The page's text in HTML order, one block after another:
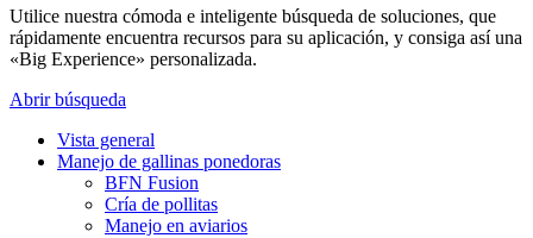
Utilice nuestra cómoda e inteligente búsqueda de soluciones, que
rápidamente encuentra recursos para su aplicación, y consiga así una
«Big Experience» personalizada.
Abrir búsqueda
Vista general
Manejo de gallinas ponedoras
BFN Fusion
Cría de pollitas
Manejo en aviarios